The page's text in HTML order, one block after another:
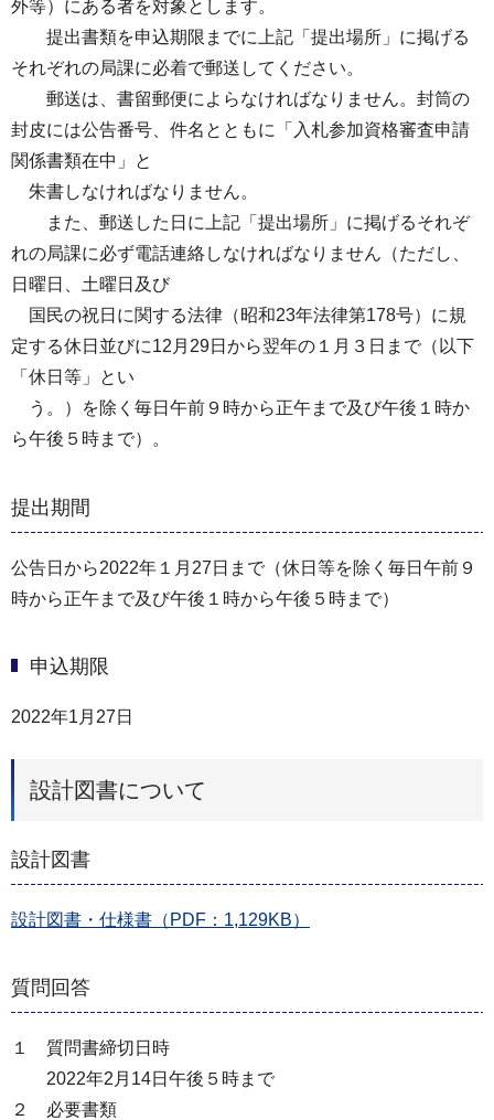
外等）にある者を対象とします。
提出書類を申込期限までに上記「提出場所」に掲げる
それぞれの局課に必着で郵送してください。
郵送は、書留郵便によらなければなりません。封筒の
封皮には公告番号、件名とともに「入札参加資格審査申請
関係書類在中」と
朱書しなければなりません。
また、郵送した日に上記「提出場所」に掲げるそれぞ
れの局課に必ず電話連絡しなければなりません（ただし、
日曜日、土曜日及び
国民の祝日に関する法律（昭和23年法律第178号）に規
定する休日並びに12月29日から翌年の１月３日まで（以下
「休日等」とい
う。）を除く毎日午前９時から正午まで及び午後１時か
ら午後５時まで）。
提出期間
公告日から2022年１月27日まで（休日等を除く毎日午前９
時から正午まで及び午後１時から午後５時まで）
申込期限
2022年1月27日
設計図書について
設計図書
設計図書・仕様書（PDF：1,129KB）
質問回答
１ 質問書締切日時
2022年2月14日午後５時まで
２ 必要書類